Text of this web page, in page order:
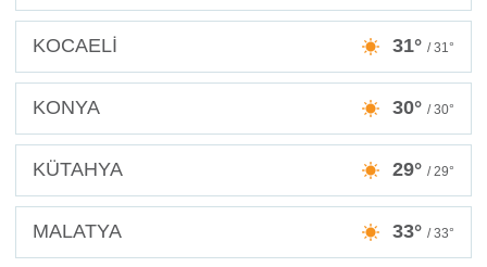
KOCAELİ 31° / 31°
KONYA 30° / 30°
KÜTAHYA 29° / 29°
MALATYA 33° / 33°